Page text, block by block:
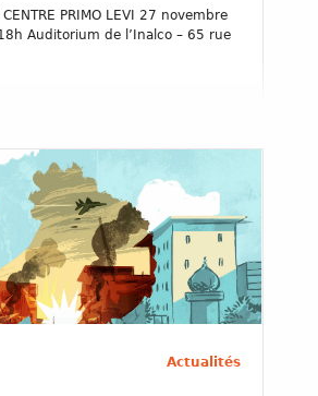
CENTRE PRIMO LEVI 27 novembre
Auditorium de l’Inalco – 65 rue
Actualités